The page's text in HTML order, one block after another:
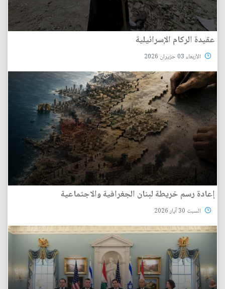
عقيدة الركام الإسرائيلية
الأربعاء 03 حزيران 2026
إعادة رسم خريطة لبنان الجغرافية والاجتماعية
السبت 30 آيار 2026